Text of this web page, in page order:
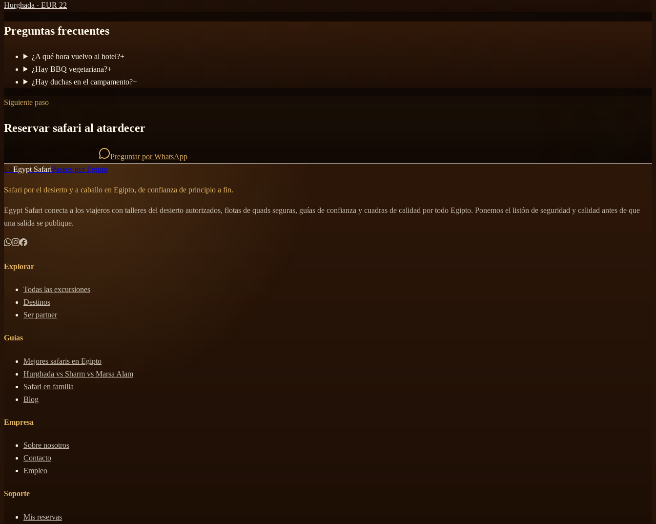
Hurghada · EUR 22
Preguntas frecuentes
¿A qué hora vuelvo al hotel?+
¿Hay BBQ vegetariana?+
¿Hay duchas en el campamento?+
Siguiente paso
Reservar safari al atardecer
Preguntar por WhatsApp
ESEgypt SafariPaseos por Egipto
Safari por el desierto y a caballo en Egipto, de confianza de principio a fin.
Egypt Safari conecta a los viajeros con talleres del desierto autorizados, flotas de quads seguras, guías de confianza y cuadras de calidad por todo Egipto. Ponemos el listón de seguridad y calidad antes de que
una salida se publique.
Explorar
Todas las excursiones
Destinos
Ser partner
Guías
Mejores safaris en Egipto
Hurghada vs Sharm vs Marsa Alam
Safari en familia
Blog
Empresa
Sobre nosotros
Contacto
Empleo
Soporte
Mis reservas